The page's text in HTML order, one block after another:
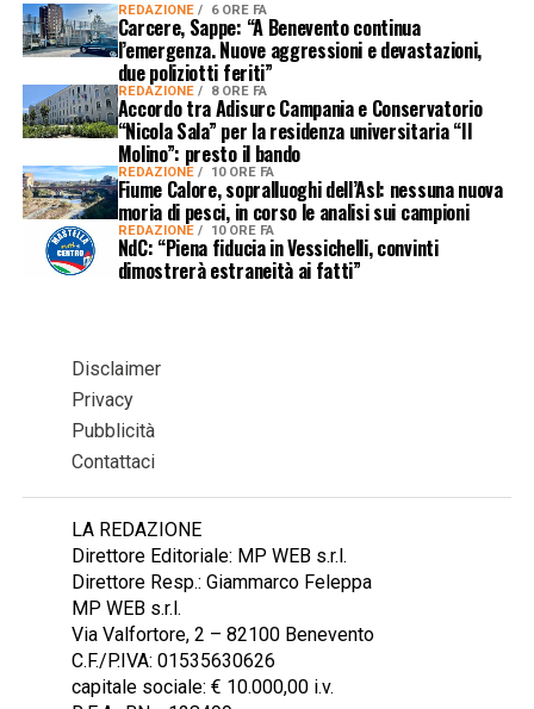
REDAZIONE 6 ORE FA
Carcere, Sappe: “A Benevento continua
l’emergenza. Nuove aggressioni e devastazioni,
due poliziotti feriti”
REDAZIONE 8 ORE FA
Accordo tra Adisurc Campania e Conservatorio
“Nicola Sala” per la residenza universitaria “Il
Molino”: presto il bando
REDAZIONE 10 ORE FA
Fiume Calore, sopralluoghi dell’Asl: nessuna nuova
moria di pesci, in corso le analisi sui campioni
REDAZIONE 10 ORE FA
NdC: “Piena fiducia in Vessichelli, convinti
dimostrerà estraneità ai fatti”
Disclaimer
Privacy
Pubblicità
Contattaci
LA REDAZIONE
Direttore Editoriale: MP WEB s.r.l.
Direttore Resp.: Giammarco Feleppa
MP WEB s.r.l.
Via Valfortore, 2 – 82100 Benevento
C.F./P.IVA: 01535630626
capitale sociale: € 10.000,00 i.v.